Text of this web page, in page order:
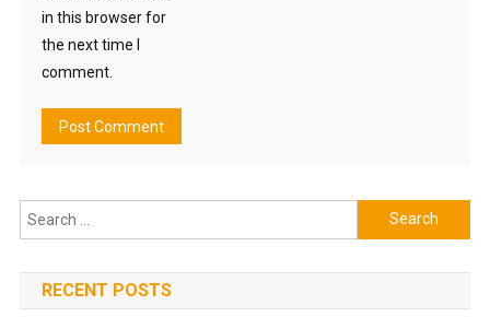
in this browser for
the next time I
comment.
Search
for:
RECENT POSTS